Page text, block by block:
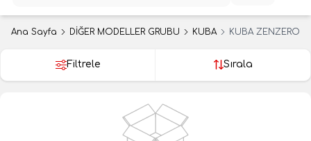
Ana Sayfa DİĞER MODELLER GRUBU KUBA KUBA ZENZERO
Filtrele Sırala